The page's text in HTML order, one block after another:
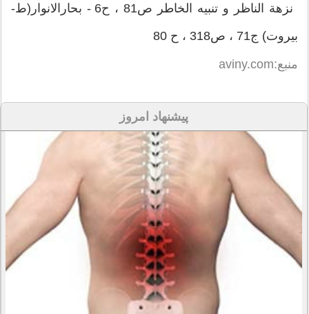
نزهة الناظر و تنبيه الخاطر ص81 ، ح6 - بحارالانوار(ط-
بیروت) ج71 ، ص318 ، ح 80
منبع:aviny.com
پیشنهاد امروز